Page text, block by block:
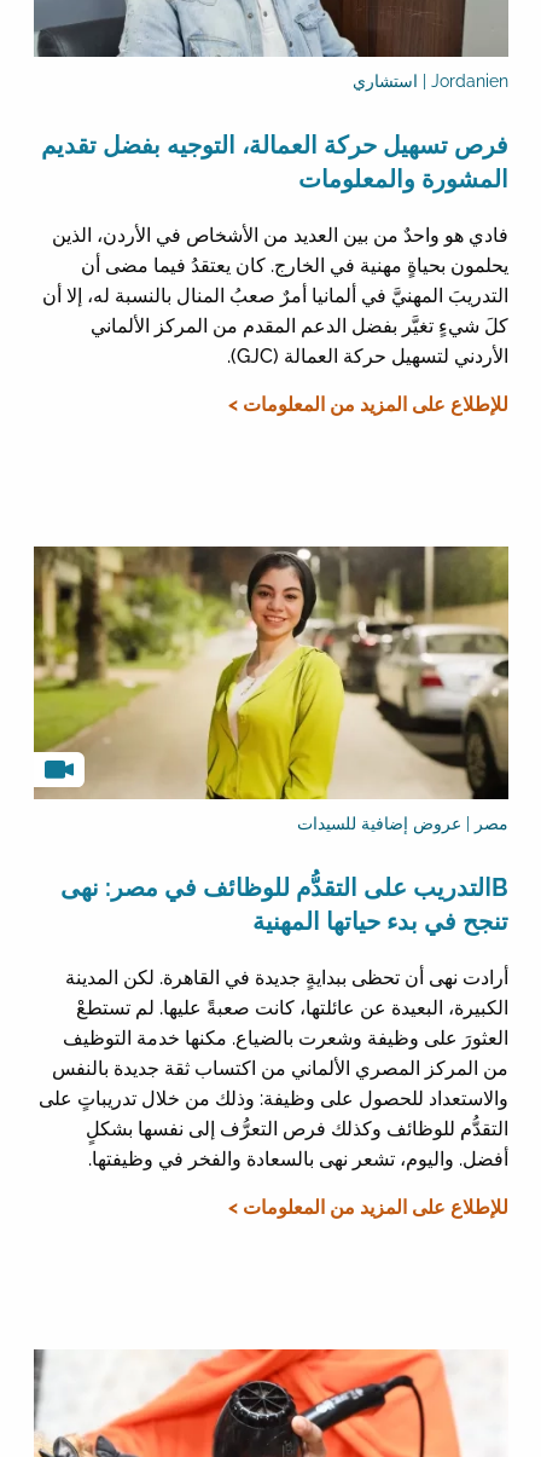
Jordanien | استشاري
فرص تسهيل حركة العمالة، التوجيه بفضل تقديم
المشورة والمعلومات
فادي هو واحدٌ من بين العديد من الأشخاص في الأردن، الذين
يحلمون بحياةٍ مهنية في الخارج. كان يعتقدُ فيما مضى أن
التدريبَ المهنيَّ في ألمانيا أمرٌ صعبُ المنال بالنسبة له، إلا أن
كلَ شيءٍ تغيَّر بفضل الدعم المقدم من المركز الألماني
الأردني لتسهيل حركة العمالة (GJC).
للإطلاع على المزيد من المعلومات >
مصر | عروض إضافية للسيدات
Bالتدريب على التقدُّم للوظائف في مصر: نهى
تنجح في بدء حياتها المهنية
أرادت نهى أن تحظى ببدايةٍ جديدة في القاهرة. لكن المدينة
الكبيرة، البعيدة عن عائلتها، كانت صعبةً عليها. لم تستطعْ
العثورَ على وظيفة وشعرت بالضياع. مكنها خدمة التوظيف
من المركز المصري الألماني من اكتساب ثقة جديدة بالنفس
والاستعداد للحصول على وظيفة: وذلك من خلال تدريباتٍ على
التقدُّم للوظائف وكذلك فرص التعرُّف إلى نفسها بشكلٍ
أفضل. واليوم، تشعر نهى بالسعادة والفخر في وظيفتها.
للإطلاع على المزيد من المعلومات >